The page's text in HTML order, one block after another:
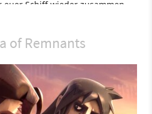
Schiff wieder zusammen,
Mobile PlayStation
Rollenspiel
of Remnants
of Remnants